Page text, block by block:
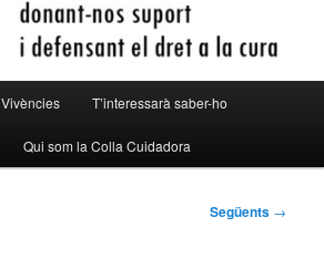
Vivències T’interessarà saber-ho
Qui som la Colla Cuidadora
Següents →